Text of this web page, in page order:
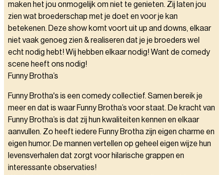
maken het jou onmogelijk om niet te genieten. Zij laten jou
zien wat broederschap met je doet en voor je kan
betekenen. Deze show komt voort uit up and downs, elkaar
niet vaak genoeg zien & realiseren dat je je broeders wel
echt nodig hebt! Wij hebben elkaar nodig! Want de comedy
scene heeft ons nodig!
Funny Brotha’s
Funny Brotha's is een comedy collectief. Samen bereik je
meer en dat is waar Funny Brotha’s voor staat. De kracht van
Funny Brotha’s is dat zij hun kwaliteiten kennen en elkaar
aanvullen. Zo heeft iedere Funny Brotha zijn eigen charme en
eigen humor. De mannen vertellen op geheel eigen wijze hun
levensverhalen dat zorgt voor hilarische grappen en
interessante observaties!